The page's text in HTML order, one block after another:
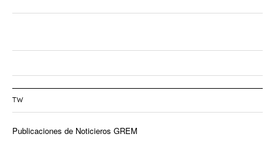
TW
Publicaciones de Noticieros GREM